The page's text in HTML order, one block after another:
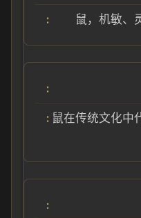
鼠，机敏、
鼠在传统文化中